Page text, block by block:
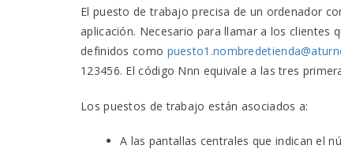
El puesto de trabajo precisa de un ordenador
aplicación. Necesario para llamar a los clientes
definidos como
123456. El código Nnn equivale a las tres
Los puestos de trabajo están asociados a:
A las pantallas centrales que indican el